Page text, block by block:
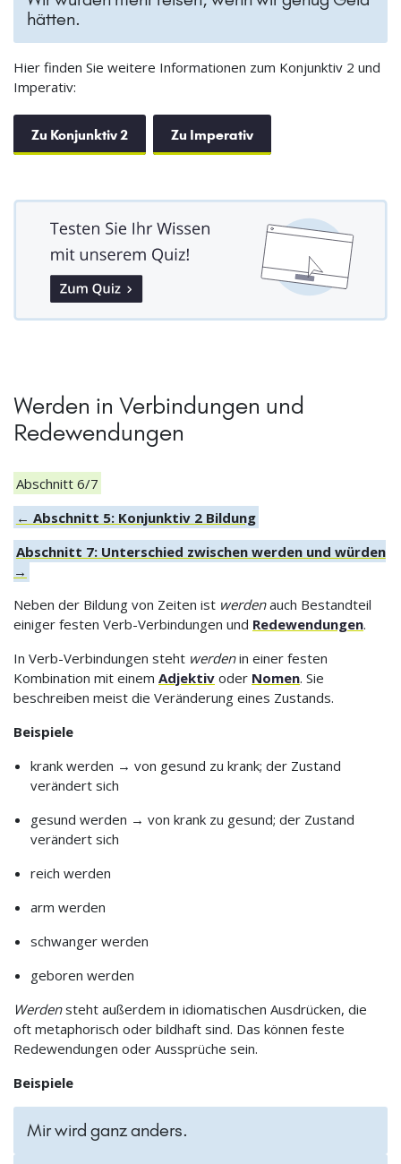
hätten.
Hier finden Sie weitere Informationen zum Konjunktiv 2 und
Imperativ:
Zu Konjunktiv 2 Zu Imperativ
Werden in Verbindungen und
Redewendungen
Abschnitt 6/7
← Abschnitt 5: Konjunktiv 2 Bildung
Abschnitt 7: Unterschied zwischen werden und würden
→
Neben der Bildung von Zeiten ist werdenauch Bestandteil
einiger festen Verb-Verbindungen und Redewendungen.
In Verb-Verbindungen steht werdenin einer festen
Kombination mit einem Adjektiv oder Nomen. Sie
beschreiben meist die Veränderung eines Zustands.
Beispiele
krank werden → von gesund zu krank; der Zustand
verändert sich
gesund werden → von krank zu gesund; der Zustand
verändert sich
reich werden
arm werden
schwanger werden
geboren werden
Werdensteht außerdem in idiomatischen Ausdrücken, die
oft metaphorisch oder bildhaft sind. Das können feste
Redewendungen oder Aussprüche sein.
Beispiele
Mir wird ganz anders.